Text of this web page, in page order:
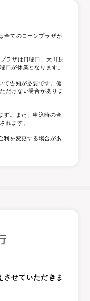
全てのローンプラザが
ラザは日曜日、大田原
日が休業となります。
て告知が必要です。健
だけない場合がありま
す。また、申込時の金
れます。
利を変更する場合があ
させていただきま